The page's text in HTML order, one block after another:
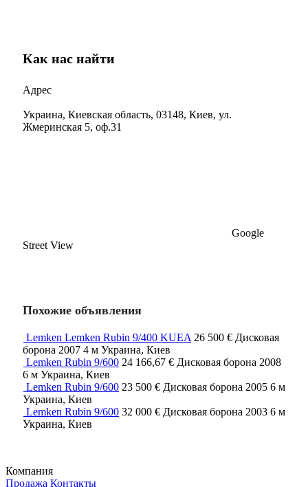
Как нас найти
Адрес
Украина, Киевская область, 03148, Киев, ул.
Жмеринская 5, оф.31
Google
Street View
Похожие объявления
Lemken Lemken Rubin 9/400 KUEA 26 500 € Дисковая
борона 2007 4 м Украина, Киев
Lemken Rubin 9/600 24 166,67 € Дисковая борона 2008
6 м Украина, Киев
Lemken Rubin 9/600 23 500 € Дисковая борона 2005 6 м
Украина, Киев
Lemken Rubin 9/600 32 000 € Дисковая борона 2003 6 м
Украина, Киев
Компания
Продажа Контакты